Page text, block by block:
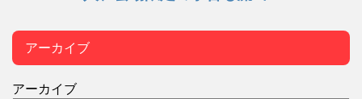
アーカイブ
アーカイブ